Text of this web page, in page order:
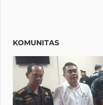
KOMUNITAS